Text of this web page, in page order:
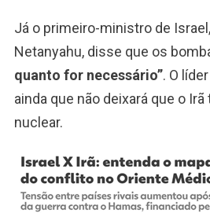
Já o primeiro-ministro de
Netanyahu, disse que os
quanto for necessário”. O
ainda que não deixará que o
nuclear.